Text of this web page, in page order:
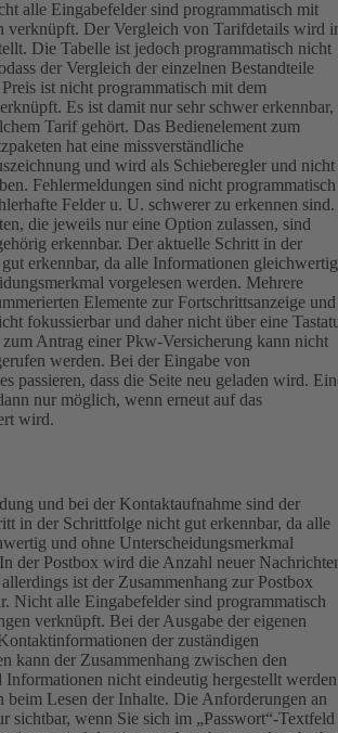
alle Eingabefelder sind programmatisch mit
verknüpft. Der Vergleich von Tarifdetails wird
Die Tabelle ist jedoch programmatisch nicht
der Vergleich der einzelnen Bestandteile
ist nicht programmatisch mit dem
Es ist damit nur sehr schwer erkennbar,
Tarif gehört. Das Bedienelement zum
hat eine missverständliche
und wird als Schieberegler und nicht
Fehlermeldungen sind nicht programmatisch
Felder u. U. schwerer zu erkennen sind.
die jeweils nur eine Option zulassen, sind
erkennbar. Der aktuelle Schritt in der
erkennbar, da alle Informationen gleichwertig
vorgelesen werden. Mehrere
Elemente zur Fortschrittsanzeige und
fokussierbar und daher nicht über eine
Antrag einer Pkw-Versicherung kann nicht
werden. Bei der Eingabe von
passieren, dass die Seite neu geladen wird.
nur möglich, wenn erneut auf das
wird.
und bei der Kontaktaufnahme sind der
in der Schrittfolge nicht gut erkennbar, da alle
und ohne Unterscheidungsmerkmal
In der Postbox wird die Anzahl neuer
ist der Zusammenhang zur Postbox
Nicht alle Eingabefelder sind programmatisch
verknüpft. Bei der Ausgabe der eigenen
der zuständigen
kann der Zusammenhang zwischen den
Informationen nicht eindeutig hergestellt
beim Lesen der Inhalte. Die Anforderungen an
sichtbar, wenn Sie sich im „Passwort“-Textfeld